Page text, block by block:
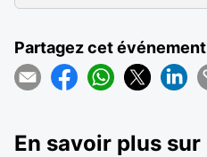
Partagez cet événement
En savoir plus sur